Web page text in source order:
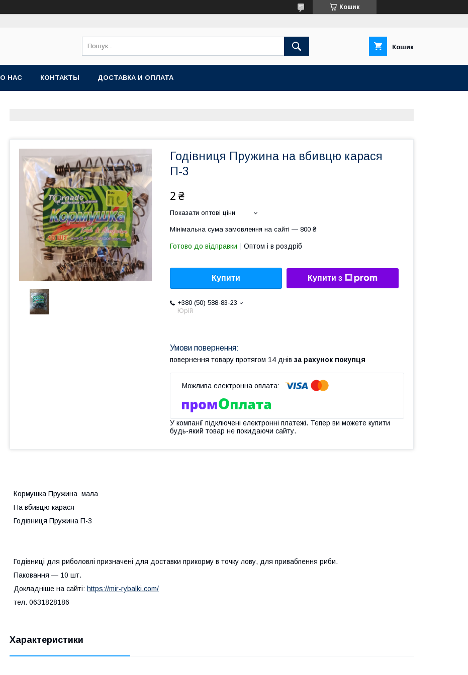
Кошик
Кошик
О НАС КОНТАКТЫ ДОСТАВКА И ОПЛАТА
Годівниця Пружина на вбивцю карася
П-3
2 ₴
Показати оптові ціни
Мінімальна сума замовлення на сайті — 800 ₴
Готово до відправки Оптом і в роздріб
Купити Купити з
+380 (50) 588-83-23
Юрій
повернення товару протягом 14 днів за рахунок покупця
У компанії підключені електронні платежі. Тепер ви можете купити
будь-який товар не покидаючи сайту.
Кормушка Пружина мала
На вбивцю карася
Годівниця Пружина П-3
Годівниці для риболовлі призначені для доставки прикорму в точку лову, для приваблення риби.
Паковання — 10 шт.
Докладніше на сайті: https://mir-rybalki.com/
тел. 0631828186
Характеристики